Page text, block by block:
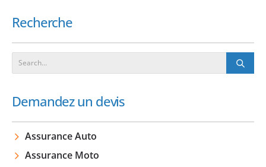
Recherche
Demandez un devis
Assurance Auto
Assurance Moto